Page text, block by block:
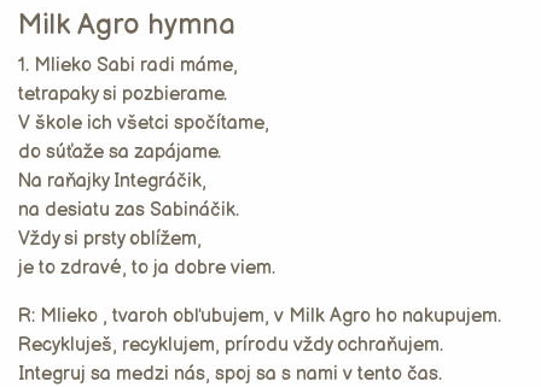
Milk Agro hymna
1. Mlieko Sabi radi máme,
tetrapaky si pozbierame.
V škole ich všetci spočítame,
do súťaže sa zapájame.
Na raňajky Integráčik,
na desiatu zas Sabináčik.
Vždy si prsty oblížem,
je to zdravé, to ja dobre viem.
R: Mlieko , tvaroh obľubujem, v Milk Agro ho nakupujem.
Recykluješ, recyklujem, prírodu vždy ochraňujem.
Integruj sa medzi nás, spoj sa s nami v tento čas.